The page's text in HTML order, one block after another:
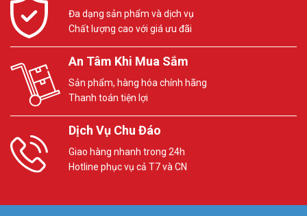
Đa dạng sản phẩm và dịch vụ
Chất lượng cao với giá ưu đãi
An Tâm Khi Mua Sắm
Sản phẩm, hàng hóa chính hãng
Thanh toán tiện lợi
Dịch Vụ Chu Đáo
Giao hàng nhanh trong 24h
Hotline phục vụ cả T7 và CN